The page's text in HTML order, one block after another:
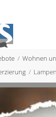
Wohnen